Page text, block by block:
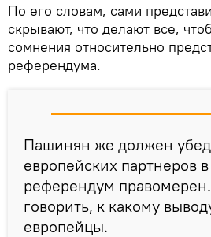
По его словам, сами
скрывают, что делают все,
сомнения относительно
референдума.
Пашинян же должен
европейских партнеров
референдум
говорить, к какому
европейцы.